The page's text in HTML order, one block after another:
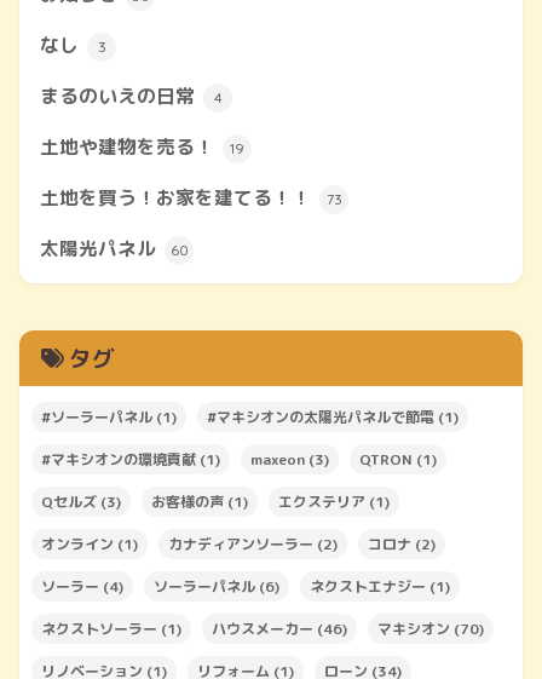
なし 3
まるのいえの日常 4
土地や建物を売る！ 19
土地を買う！お家を建てる！！ 73
太陽光パネル 60
タグ
#ソーラーパネル (1) #マキシオンの太陽光パネルで節電 (1)
#マキシオンの環境貢献 (1) maxeon (3) QTRON (1)
Qセルズ (3) お客様の声 (1) エクステリア (1)
オンライン (1) カナディアンソーラー (2) コロナ (2)
ソーラー (4) ソーラーパネル (6) ネクストエナジー (1)
ネクストソーラー (1) ハウスメーカー (46) マキシオン (70)
リノベーション (1) リフォーム (1) ローン (34)